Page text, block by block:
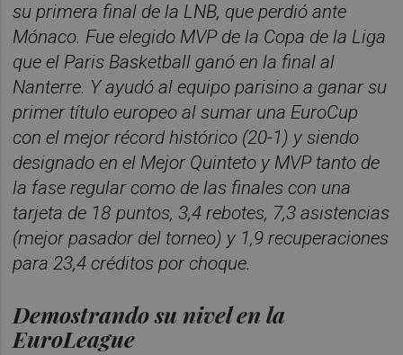
su primera final de la LNB, que perdió ante
Mónaco. Fue elegido MVP de la Copa de la Liga
que el Paris Basketball ganó en la final al
Nanterre. Y ayudó al equipo parisino a ganar su
primer título europeo al sumar una EuroCup
con el mejor récord histórico (20-1) y siendo
designado en el Mejor Quinteto y MVP tanto de
la fase regular como de las finales con una
tarjeta de 18 puntos, 3,4 rebotes, 7,3 asistencias
(mejor pasador del torneo) y 1,9 recuperaciones
para 23,4 créditos por choque.
Demostrando su nivel en la
EuroLeague